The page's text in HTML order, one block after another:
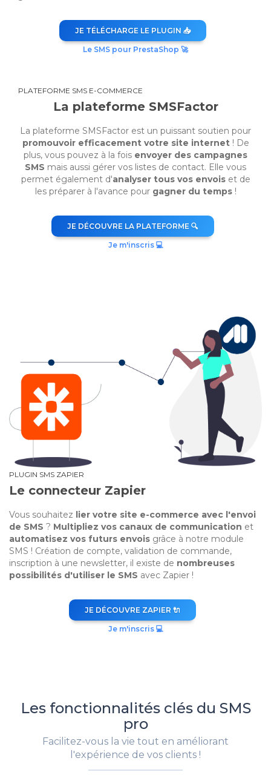
JE TÉLÉCHARGE LE PLUGIN 📥
Le SMS pour PrestaShop 🚀
PLATEFORME SMS E-COMMERCE
La plateforme SMSFactor
La plateforme SMSFactor est un puissant soutien pour
promouvoir efficacement votre site internet! De
plus, vous pouvez à la fois envoyer des campagnes
SMS mais aussi gérer vos listes de contact. Elle vous
permet également d'analyser tous vos envoiset de
les préparer à l'avance pour gagner du temps!
JE DÉCOUVRE LA PLATEFORME 🔍
Je m'inscris 💻
PLUGIN SMS ZAPIER
Le connecteur Zapier
Vous souhaitez lier votre site e-commerce avec l'envoi
de SMS ? Multipliez vos canaux de communication et
automatisez vos futurs envois grâce à notre module
SMS ! Création de compte, validation de commande,
inscription à une newsletter, il existe de nombreuses
possibilités d'utiliser le SMS avec Zapier !
JE DÉCOUVRE ZAPIER 🔌
Je m'inscris 💻
Les fonctionnalités clés du SMS
pro
Facilitez-vous la vie tout en améliorant
l'expérience de vos clients !